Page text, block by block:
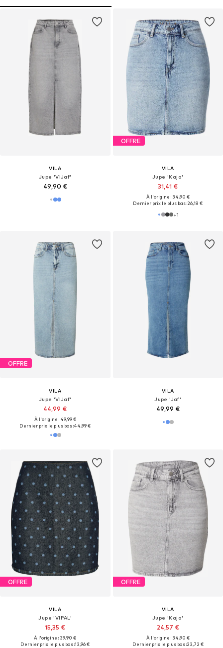
VILA
Jupe 'VIJaf'
49,90 €
OFFRE
VILA
Jupe 'Kaja'
31,41 €
À l'origine : 34,90 €
Dernier prix le plus bas :26,18 €
+1
OFFRE
VILA
Jupe 'VIJaf'
44,99 €
À l'origine : 49,99 €
Dernier prix le plus bas :44,99 €
VILA
Jupe 'Jaf'
49,99 €
OFFRE
VILA
Jupe 'VIPAL'
15,35 €
À l'origine : 39,90 €
Dernier prix le plus bas :13,96 €
OFFRE
VILA
Jupe 'Kaja'
24,57 €
À l'origine : 34,90 €
Dernier prix le plus bas :23,72 €